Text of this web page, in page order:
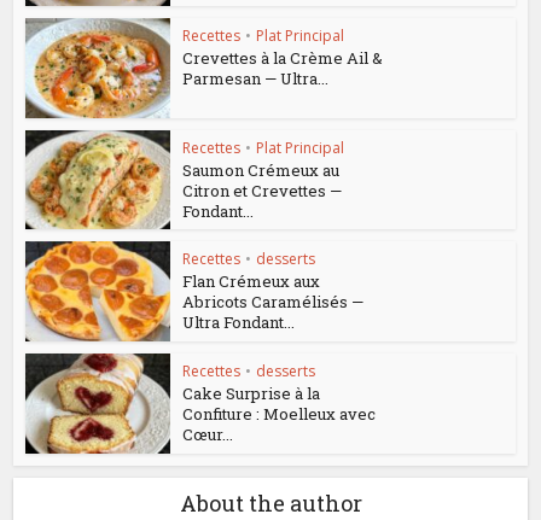
Recettes • Plat Principal
Crevettes à la Crème Ail &
Parmesan — Ultra...
Recettes • Plat Principal
Saumon Crémeux au
Citron et Crevettes —
Fondant...
Recettes • desserts
Flan Crémeux aux
Abricots Caramélisés —
Ultra Fondant...
Recettes • desserts
Cake Surprise à la
Confiture : Moelleux avec
Cœur...
About the author